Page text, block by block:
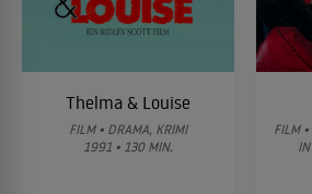
Thelma & Louise
FILM • DRAMA, KRIMI
1991 • 130 MIN.
FILM